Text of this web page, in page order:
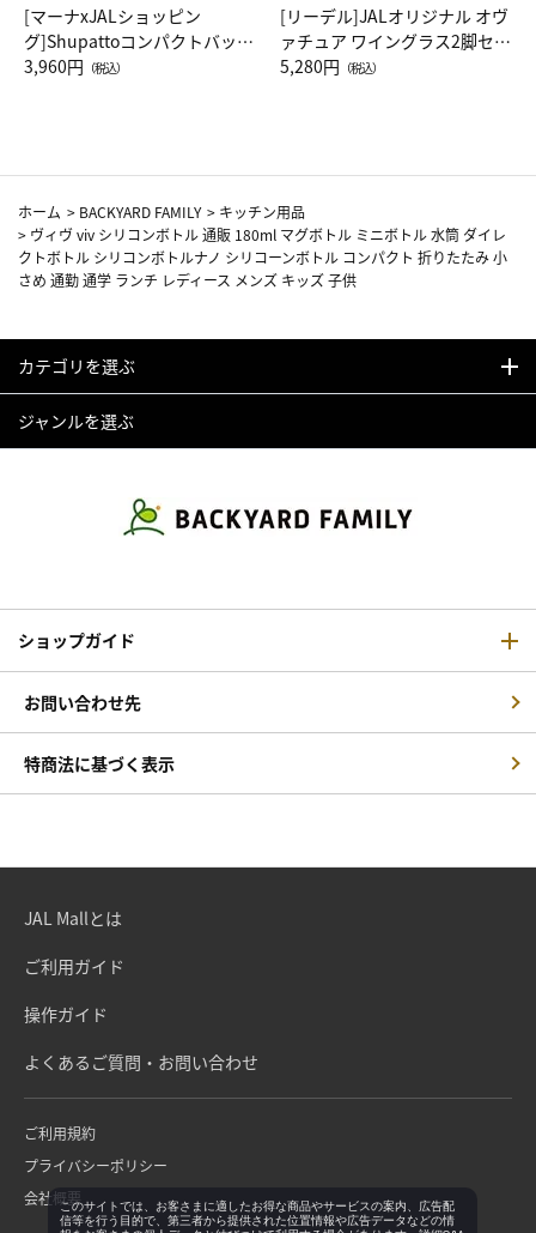
[マーナxJALショッピン
グ]Shupattoコンパクトバッグ
Drop JAL客室乗務員（LC）ス
3,960円 （税込）
[リーデル]JALオリジナル オヴ
ァチュア ワイングラス2脚セッ
ト（レッドワイン）
5,280円 （税込）
ホーム > BACKYARD FAMILY > キッチン用品
> ヴィヴ viv シリコンボトル 通販 180ml マグボトル ミニボトル 水筒 ダイレ
クトボトル シリコンボトルナノ シリコーンボトル コンパクト 折りたたみ 小
さめ 通勤 通学 ランチ レディース メンズ キッズ 子供
カテゴリを選ぶ
ジャンルを選ぶ
ショップガイド
お問い合わせ先
特商法に基づく表示
JAL Mallとは
ご利用ガイド
操作ガイド
よくあるご質問・お問い合わせ
ご利用規約
プライバシーポリシー
会社概要このサイトでは、お客さまに適したお得な商品やサービスの案内、広告配
信等を行う目的で、第三者から提供された位置情報や広告データなどの情